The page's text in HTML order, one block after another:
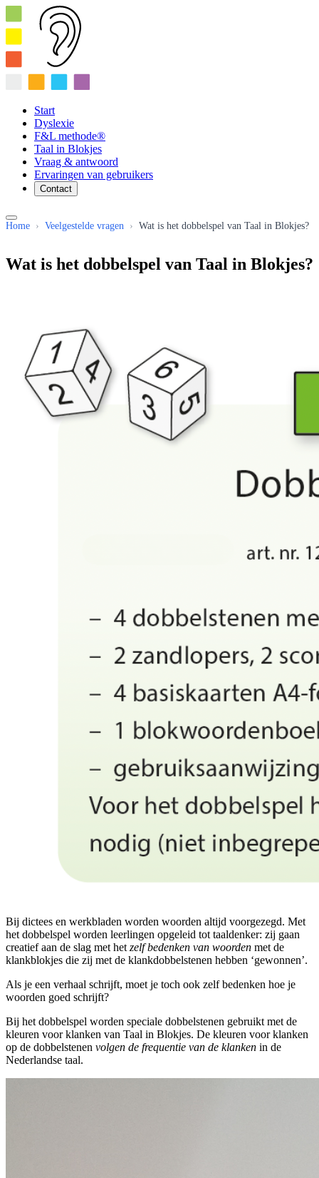
Start
Dyslexie
F&L methode®
Taal in Blokjes
Vraag & antwoord
Ervaringen van gebruikers
Contact
Home › Veelgestelde vragen › Wat is het dobbelspel van Taal in Blokjes?
Wat is het dobbelspel van Taal in Blokjes?
Bij dictees en werkbladen worden woorden altijd voorgezegd. Met
het dobbelspel worden leerlingen opgeleid tot taaldenker: zij gaan
creatief aan de slag met het zelf bedenken van woorden met de
klankblokjes die zij met de klankdobbelstenen hebben ‘gewonnen’.
Als je een verhaal schrijft, moet je toch ook zelf bedenken hoe je
woorden goed schrijft?
Bij het dobbelspel worden speciale dobbelstenen gebruikt met de
kleuren voor klanken van Taal in Blokjes. De kleuren voor klanken
op de dobbelstenen volgen de frequentie van de klanken in de
Nederlandse taal.